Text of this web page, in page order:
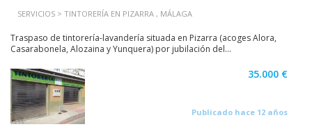
SERVICIOS > TINTORERÍA EN PIZARRA , MÁLAGA
Traspaso de tintorería-lavandería situada en Pizarra (acoges Alora,
Casarabonela, Alozaina y Yunquera) por jubilación del...
35.000 €
Publicado hace 12 años